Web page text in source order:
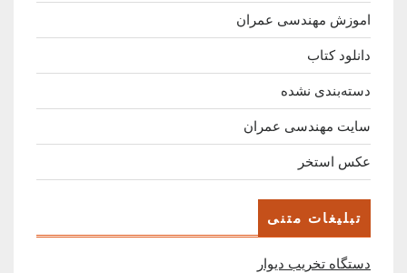
اموزش مهندسی عمران
دانلود کتاب
دسته‌بندی نشده
سایت مهندسی عمران
عکس استخر
تبلیغات متنی
دستگاه تخریب دیوار